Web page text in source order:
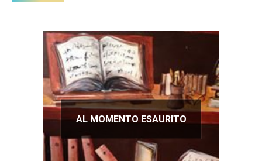
AL MOMENTO ESAURITO